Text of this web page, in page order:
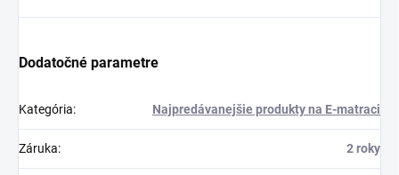
Dodatočné parametre
Kategória: Najpredávanejšie produkty na E-matraci
Záruka: 2 roky